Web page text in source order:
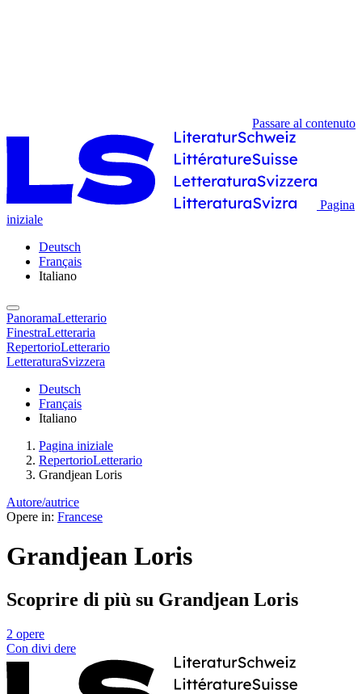
Passare al contenuto
Pagina
iniziale
Deutsch
Français
Italiano
PanoramaLetterario
FinestraLetteraria
RepertorioLetterario
LetteraturaSvizzera
Deutsch
Français
Italiano
Pagina iniziale
RepertorioLetterario
Grandjean Loris
Autore/autrice
Opere in: Francese
Grandjean Loris
Scoprire di più su Grandjean Loris
2 opere
Con divi dere